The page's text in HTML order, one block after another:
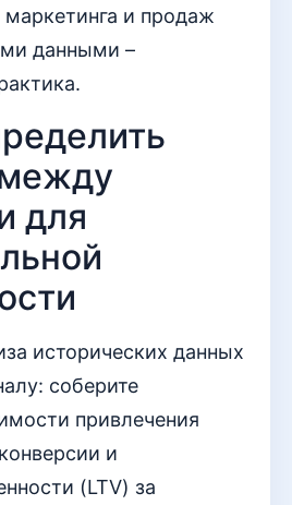
маркетинга и продаж
данными –
для
исторических данных
соберите
привлечения
и
(LTV) за